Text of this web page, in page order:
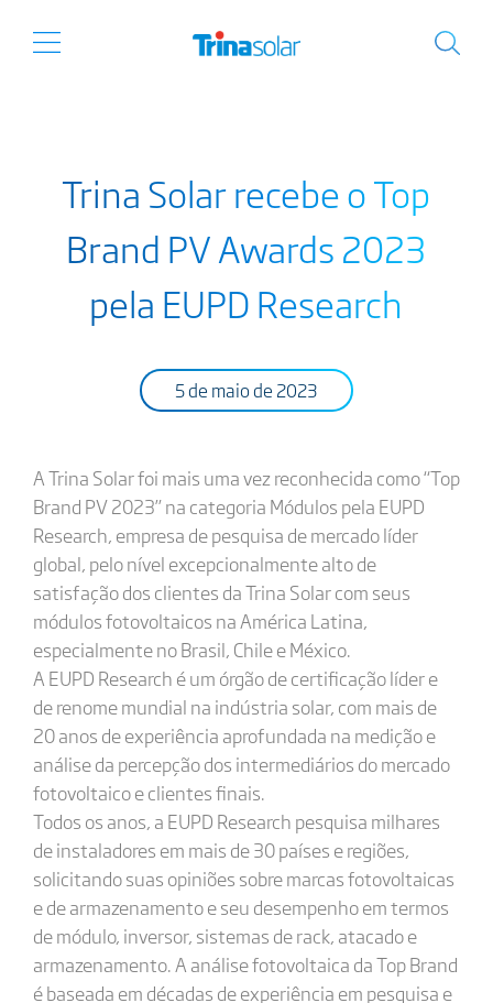
Trina Solar recebe o Top
Brand PV Awards 2023
pela EUPD Research
5 de maio de 2023
A Trina Solar foi mais uma vez reconhecida como “Top
Brand PV 2023” na categoria Módulos pela EUPD
Research, empresa de pesquisa de mercado líder
global, pelo nível excepcionalmente alto de
satisfação dos clientes da Trina Solar com seus
módulos fotovoltaicos na América Latina,
especialmente no Brasil, Chile e México.
A EUPD Research é um órgão de certificação líder e
de renome mundial na indústria solar, com mais de
20 anos de experiência aprofundada na medição e
análise da percepção dos intermediários do mercado
fotovoltaico e clientes finais.
Todos os anos, a EUPD Research pesquisa milhares
de instaladores em mais de 30 países e regiões,
solicitando suas opiniões sobre marcas fotovoltaicas
e de armazenamento e seu desempenho em termos
de módulo, inversor, sistemas de rack, atacado e
armazenamento. A análise fotovoltaica da Top Brand
é baseada em décadas de experiência em pesquisa e